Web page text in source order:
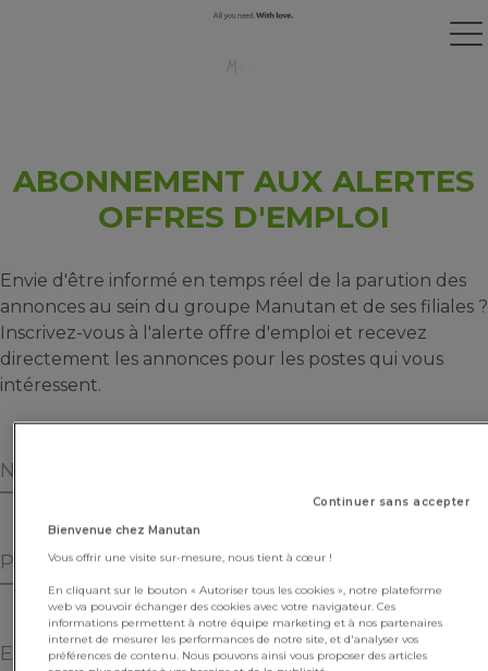
ABONNEMENT AUX ALERTES
OFFRES D'EMPLOI
Envie d'être informé en temps réel de la parution des
annonces au sein du groupe Manutan et de ses filiales ?
Inscrivez-vous à l'alerte offre d'emploi et recevez
directement les annonces pour les postes qui vous
intéressent.
Continuer sans accepter
Bienvenue chez Manutan
Vous offrir une visite sur-mesure, nous tient à cœur !
En cliquant sur le bouton « Autoriser tous les cookies », notre plateforme
web va pouvoir échanger des cookies avec votre navigateur. Ces
informations permettent à notre équipe marketing et à nos partenaires
internet de mesurer les performances de notre site, et d'analyser vos
préférences de contenu. Nous pouvons ainsi vous proposer des articles